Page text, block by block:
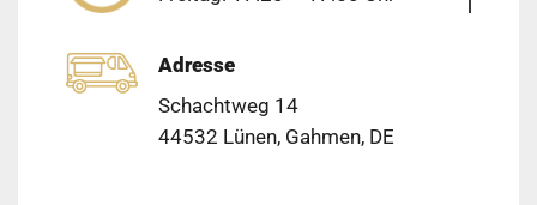
Adresse
Schachtweg 14
44532 Lünen, Gahmen, DE